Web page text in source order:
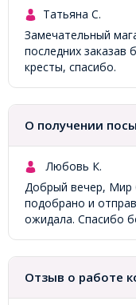
Татьяна С.
Замечательный
последних заказав
кресты, спасибо.
О получении
Любовь К.
Добрый вечер, Мир
подобрано и
ожидала. Спасибо
Отзыв о работе